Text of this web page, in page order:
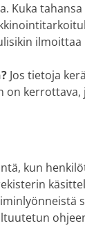
Kuka
Jos tietoja
on
kun